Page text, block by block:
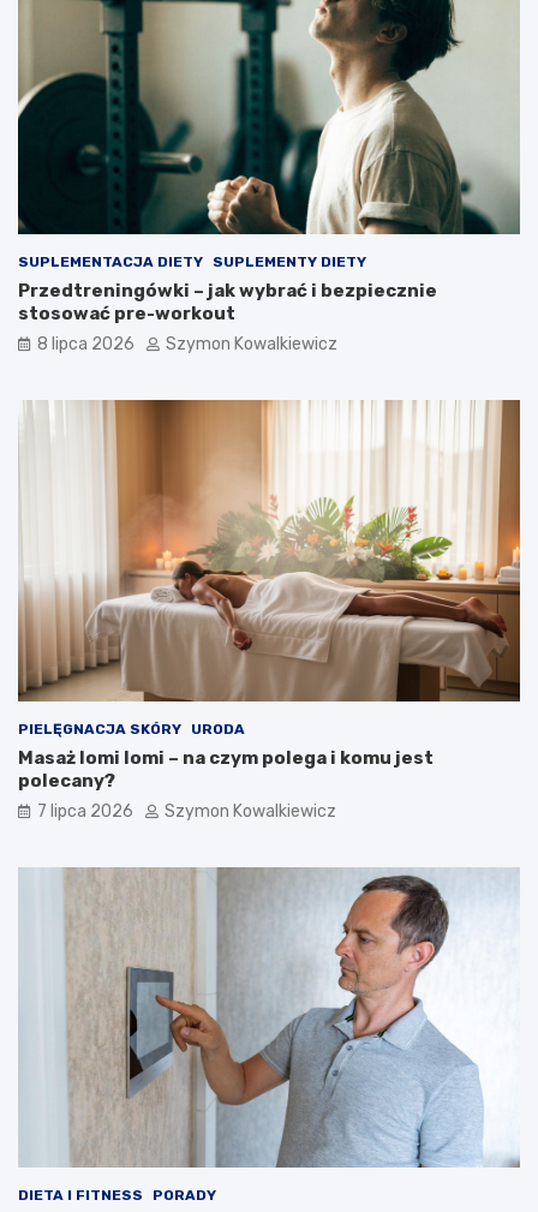
SUPLEMENTACJA DIETY SUPLEMENTY DIETY
Przedtreningówki – jak wybrać i bezpiecznie
stosować pre-workout
8 lipca 2026 Szymon Kowalkiewicz
PIELĘGNACJA SKÓRY URODA
Masaż lomi lomi – na czym polega i komu jest
polecany?
7 lipca 2026 Szymon Kowalkiewicz
DIETA I FITNESS PORADY